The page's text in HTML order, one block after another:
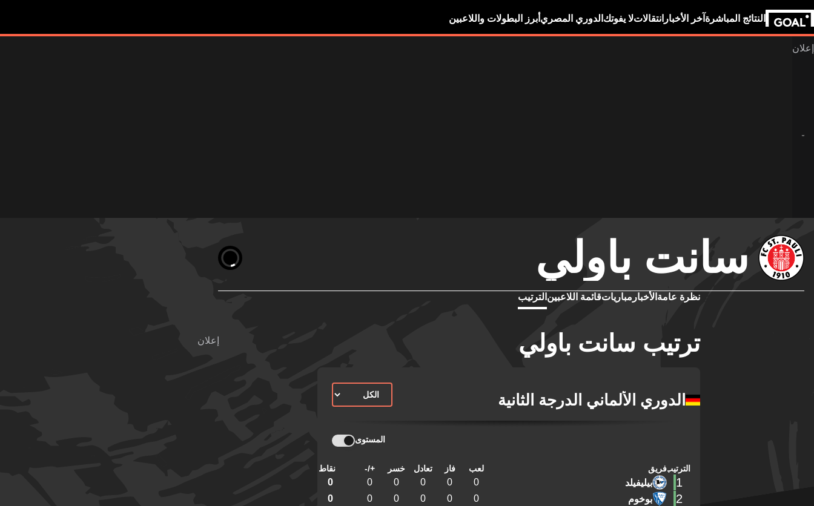
النتائج المباشرة آخر الأخبار انتقالاتلا يفوتك الدوري المصري أبرز البطولات واللاعبين
سانت باولي
نظرة عامة الأخبار مبارياتقائمة اللاعبين الترتيب
ترتيب سانت باولي
الدوري الألماني الدرجة الثانية
المستوى
الترتيبفريق لعب فاز تعادل خسر +/- نقاط
1 بيليفيلد 0
0
0
0
0
0
2 بوخوم 0
0
0
0
0
0